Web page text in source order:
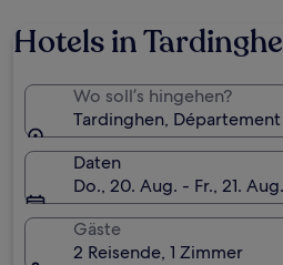
Hotels in
Wo soll’s hingehen?
Tardinghen, Département
Daten
Do., 20. Aug. - Fr., 21. Aug.
Gäste
2 Reisende, 1 Zimmer